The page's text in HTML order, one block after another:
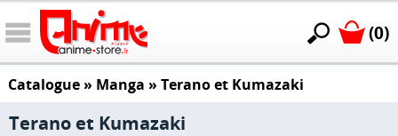
(0)
Catalogue» Manga » Terano et Kumazaki
Terano et Kumazaki